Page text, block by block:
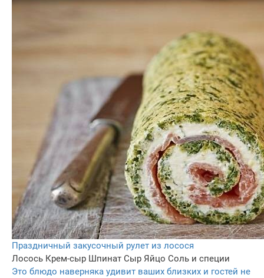
Праздничный закусочный рулет из лосося
Лосось Крем-сыр Шпинат Сыр Яйцо Соль и специи
Это блюдо наверняка удивит ваших близких и гостей не